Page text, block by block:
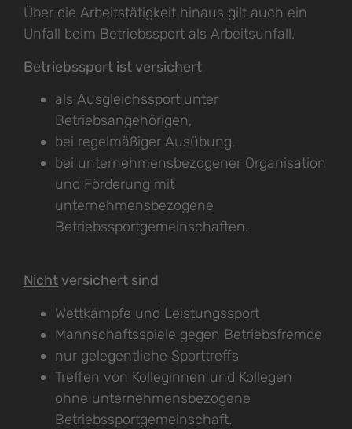
Über die Arbeitstätigkeit hinaus gilt auch ein
Unfall beim Betriebssport als Arbeitsunfall.
Betriebssport ist versichert
als Ausgleichssport unter
Betriebsangehörigen,
bei regelmäßiger Ausübung,
bei unternehmensbezogener Organisation
und Förderung mit
unternehmensbezogene
Betriebssportgemeinschaften.
Nicht versichert sind
Wettkämpfe und Leistungssport
Mannschaftsspiele gegen Betriebsfremde
nur gelegentliche Sporttreffs
Treffen von Kolleginnen und Kollegen
ohne unternehmensbezogene
Betriebssportgemeinschaft.